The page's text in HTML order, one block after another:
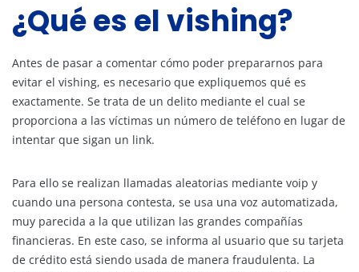
¿Qué es el vishing?
Antes de pasar a comentar cómo poder prepararnos para
evitar el vishing, es necesario que expliquemos qué es
exactamente. Se trata de un delito mediante el cual se
proporciona a las víctimas un número de teléfono en lugar de
intentar que sigan un link.
Para ello se realizan llamadas aleatorias mediante voip y
cuando una persona contesta, se usa una voz automatizada,
muy parecida a la que utilizan las grandes compañías
financieras. En este caso, se informa al usuario que su tarjeta
de crédito está siendo usada de manera fraudulenta. La